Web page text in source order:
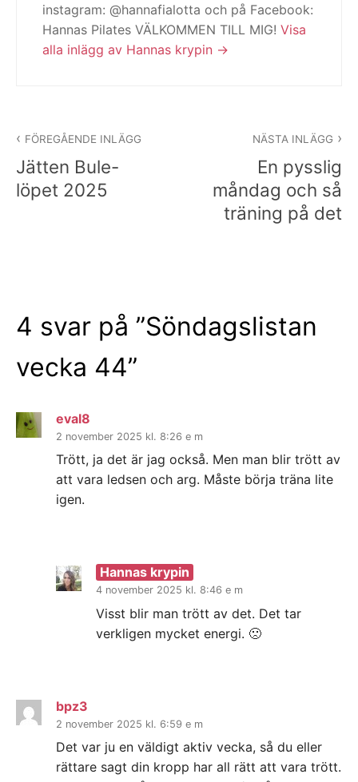
instagram: @hannafialotta och på Facebook:
Hannas Pilates VÄLKOMMEN TILL MIG! Visa
alla inlägg av Hannas krypin
FÖREGÅENDE INLÄGG
Jätten Bule-
löpet 2025
NÄSTA INLÄGG
En pysslig
måndag och så
träning på det
4 svar på ”Söndagslistan
vecka 44”
eval8
2 november 2025 kl. 8:26 e m
Trött, ja det är jag också. Men man blir trött av
att vara ledsen och arg. Måste börja träna lite
igen.
Hannas krypin
4 november 2025 kl. 8:46 e m
Visst blir man trött av det. Det tar
verkligen mycket energi. 🙁
bpz3
2 november 2025 kl. 6:59 e m
Det var ju en väldigt aktiv vecka, så du eller
rättare sagt din kropp har all rätt att vara trött.